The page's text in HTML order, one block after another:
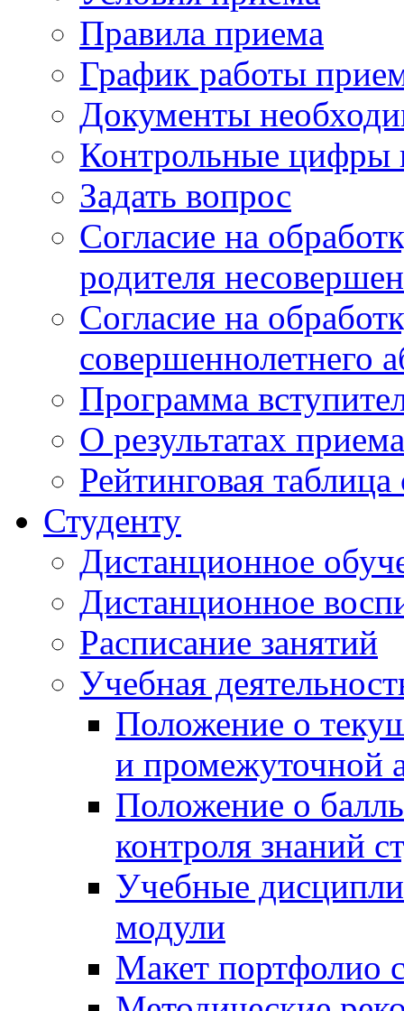
Правила приема
График работы
Документы
Контрольные цифры
Задать вопрос
Согласие на
родителя
Согласие на
совершеннолетнего
Программа
О результатах приема
Рейтинговая
Студенту
Дистанционное
Дистанционное
Расписание занятий
Учебная
Положение о
и промежуточной
Положение о
контроля знаний
Учебные
модули
Макет портфолио